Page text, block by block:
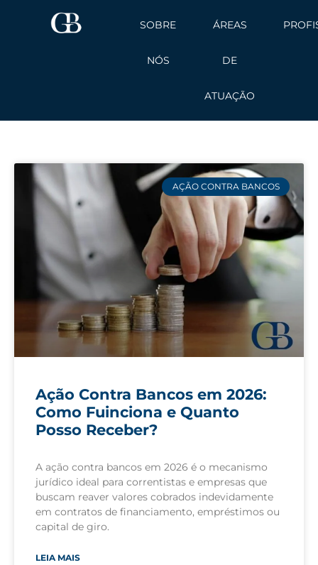
SOBRE
NÓS
ÁREAS
DE
ATUAÇÃO
AÇÃO CONTRA BANCOS
Ação Contra Bancos em 2026:
Como Fuinciona e Quanto
Posso Receber?
A ação contra bancos em 2026 é o mecanismo
jurídico ideal para correntistas e empresas que
buscam reaver valores cobrados indevidamente
em contratos de financiamento, empréstimos ou
capital de giro.
LEIA MAIS